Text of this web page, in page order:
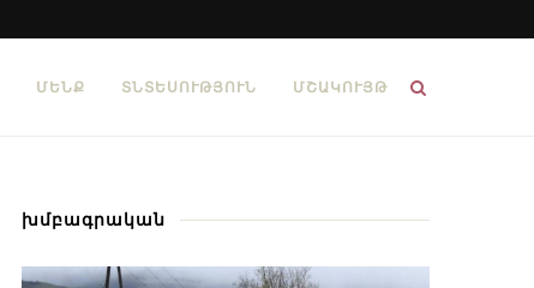
ՄԵՆՔ ՏՆՏԵՍՈՒԹՅՈՒՆ ՄՇԱԿՈՒՅԹ
խմբագրական